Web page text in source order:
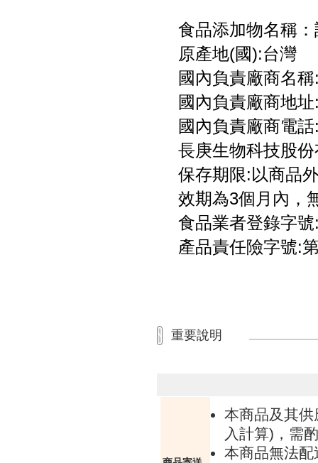
食品添加物名稱
原產地(國):台灣
國內負責廠商名
國內負責廠商地
國內負責廠商電
長庚生物科技股
保存期限:以商品
效期為3個月內，
食品業者登錄字
產品責任險字號:
重要說明
本商品及其
入計算)，需
本商品無法配